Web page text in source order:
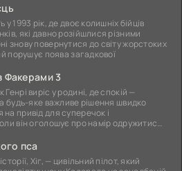
у 1993 рік, де двоє колишніх бійців
які давно розійшлися різними
знову повернутися до світу жорстоких
порушує поява загадкової
Факерами 3
виріс у родині, де спокій —
будь-яке важливе рішення швидко
привід для суперечок і
він оголошує про намір одружитися,
пса
Хіг, — цивільний пілот, який